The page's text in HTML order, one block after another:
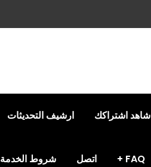
شاهد اشتراكك ارشيف التحديثات
FAQ اتصل شروط الخدمة